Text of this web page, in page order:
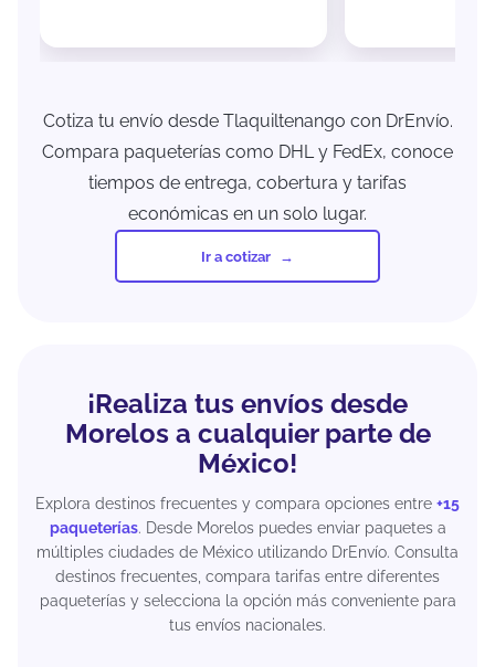
Cotiza tu envío desde Tlaquiltenango con DrEnvío.
Compara paqueterías como DHL y FedEx, conoce
tiempos de entrega, cobertura y tarifas
económicas en un solo lugar.
Ir a cotizar
¡Realiza tus envíos desde
Morelos a cualquier parte de
México!
Explora destinos frecuentes y compara opciones entre +15
paqueterías. Desde Morelos puedes enviar paquetes a
múltiples ciudades de México utilizando DrEnvío. Consulta
destinos frecuentes, compara tarifas entre diferentes
paqueterías y selecciona la opción más conveniente para
tus envíos nacionales.